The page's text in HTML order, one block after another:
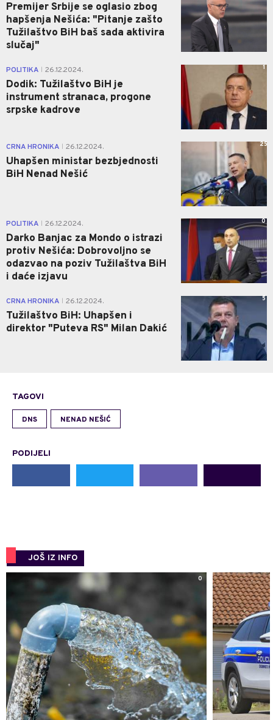
Premijer Srbije se oglasio zbog
hapšenja Nešića: "Pitanje zašto
Tužilaštvo BiH baš sada aktivira
slučaj"
POLITIKA 26.12.2024.
Dodik: Tužilaštvo BiH je
instrument stranaca, progone
srpske kadrove
1
CRNA HRONIKA 26.12.2024.
Uhapšen ministar bezbjednosti
BiH Nenad Nešić
25
POLITIKA 26.12.2024.
Darko Banjac za Mondo o istrazi
protiv Nešića: Dobrovoljno se
odazvao na poziv Tužilaštva BiH
i daće izjavu
0
CRNA HRONIKA 26.12.2024.
Tužilaštvo BiH: Uhapšen i
direktor "Puteva RS" Milan Dakić
5
TAGOVI
DNS NENAD NEŠIĆ
PODIJELI
JOŠ IZ INFO
0